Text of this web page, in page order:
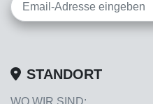
STANDORT
WO WIR SIND: